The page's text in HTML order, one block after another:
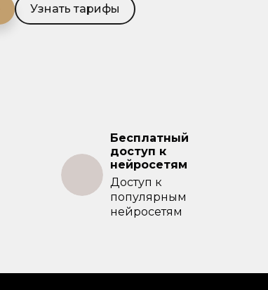
Узнать тарифы
Бесплатный
доступ к
нейросетям
Доступ к
популярным
нейросетям